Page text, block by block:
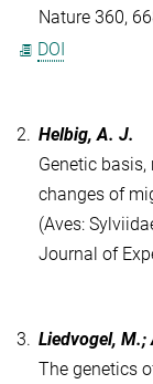
Nature 360,
DOI
2. Helbig, A. J.
Genetic
changes of
(Aves:
Journal of
3. Liedvogel, M.;
The genetics